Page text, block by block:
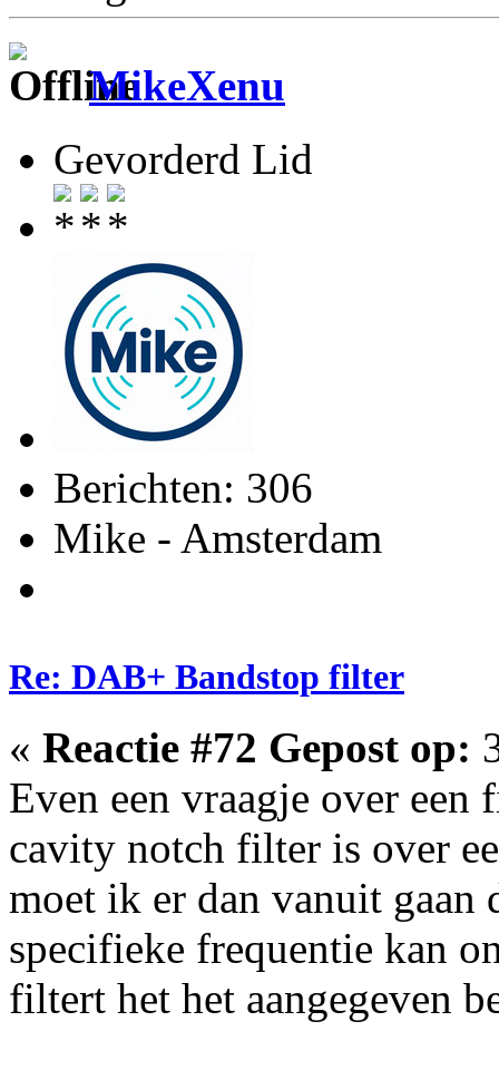
MikeXenu
Gevorderd Lid
Berichten: 306
Mike - Amsterdam
Re: DAB+ Bandstop filter
« Reactie #72 Gepost op:
Even een vraagje over een
cavity notch filter is over
moet ik er dan vanuit gaan
specifieke frequentie kan
filtert het het aangegeven